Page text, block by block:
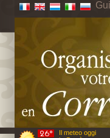
Il meteo oggi